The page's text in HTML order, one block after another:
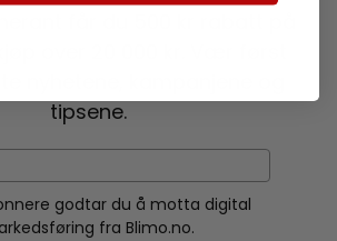
tipsene.
godtar du å motta digital
fra Blimo.no.